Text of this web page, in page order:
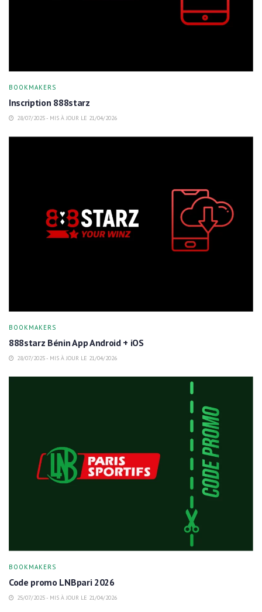
BOOKMAKERS
Inscription 888starz
28/07/2025 - MIS À JOUR LE 21/04/2026
BOOKMAKERS
888starz Bénin App Android + iOS
28/07/2025 - MIS À JOUR LE 21/04/2026
BOOKMAKERS
Code promo LNBpari 2026
25/07/2025 - MIS À JOUR LE 21/04/2026